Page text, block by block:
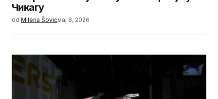
Чикагу
od Milena Šovićмај 8, 2026